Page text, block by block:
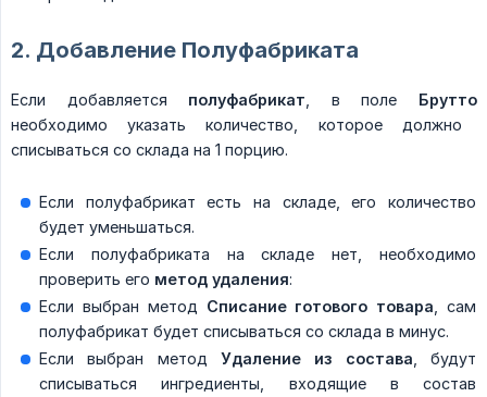
2. Добавление Полуфабриката
Если добавляется полуфабрикат , в поле Брутто
необходимо указать количество, которое должно
списываться со склада на 1 порцию.
Если полуфабрикат есть на складе, его количество
будет уменьшаться.
Если полуфабриката на складе нет, необходимо
проверить его метод удаления:
Если выбран метод Списание готового товара , сам
полуфабрикат будет списываться со склада в минус.
Если выбран метод Удаление из состава , будут
списываться ингредиенты, входящие в состав